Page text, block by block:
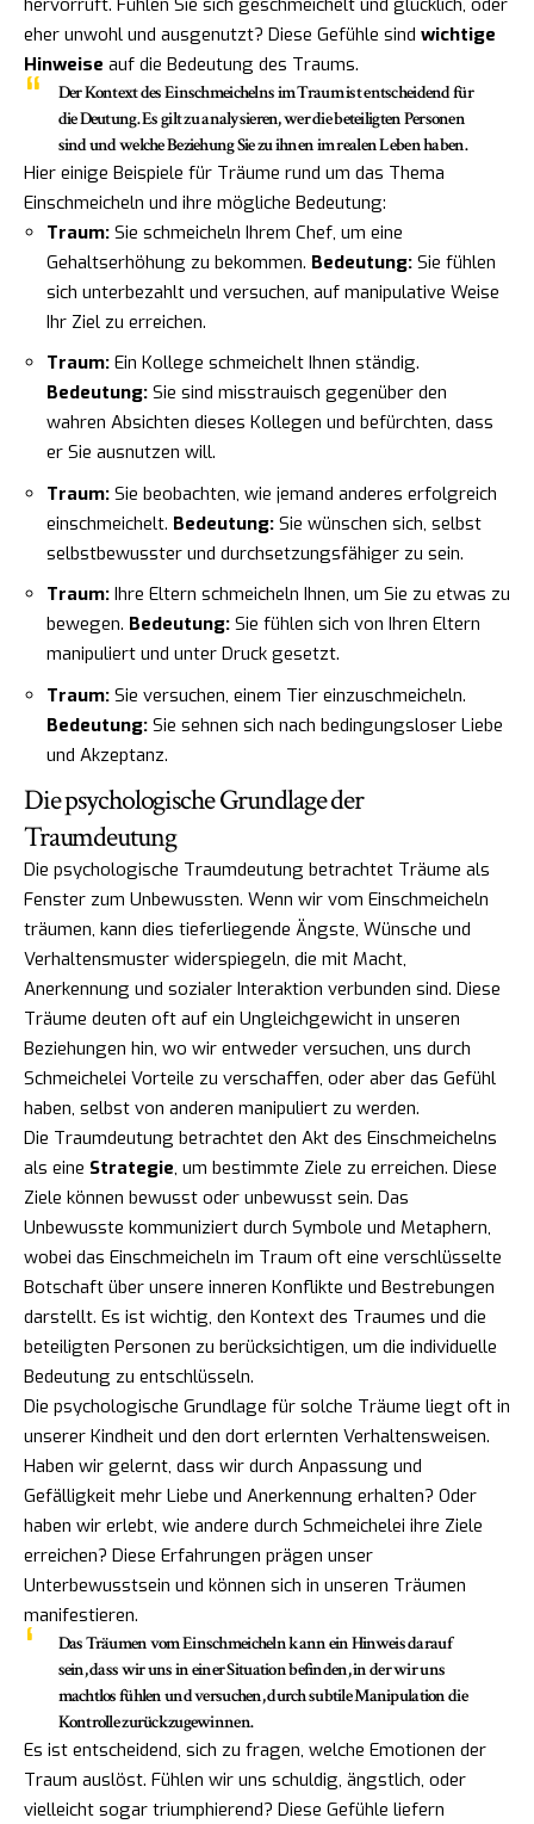
eher unwohl und ausgenutzt? Diese Gefühle sind wichtige
Hinweise auf die Bedeutung des Traums.
Der Kontext des Einschmeichelns im Traum ist entscheidend für
die Deutung. Es gilt zu analysieren, wer die beteiligten Personen
sind und welche Beziehung Sie zu ihnen im realen Leben haben.
Hier einige Beispiele für Träume rund um das Thema
Einschmeicheln und ihre mögliche Bedeutung:
Traum: Sie schmeicheln Ihrem Chef, um eine
Gehaltserhöhung zu bekommen. Bedeutung: Sie fühlen
sich unterbezahlt und versuchen, auf manipulative Weise
Ihr Ziel zu erreichen.
Traum: Ein Kollege schmeichelt Ihnen ständig.
Bedeutung: Sie sind misstrauisch gegenüber den
wahren Absichten dieses Kollegen und befürchten, dass
er Sie ausnutzen will.
Traum: Sie beobachten, wie jemand anderes erfolgreich
einschmeichelt. Bedeutung: Sie wünschen sich, selbst
selbstbewusster und durchsetzungsfähiger zu sein.
Traum: Ihre Eltern schmeicheln Ihnen, um Sie zu etwas zu
bewegen. Bedeutung: Sie fühlen sich von Ihren Eltern
manipuliert und unter Druck gesetzt.
Traum: Sie versuchen, einem Tier einzuschmeicheln.
Bedeutung: Sie sehnen sich nach bedingungsloser Liebe
und Akzeptanz.
Die psychologische Grundlage der
Traumdeutung
Die psychologische Traumdeutung betrachtet Träume als
Fenster zum Unbewussten. Wenn wir vom Einschmeicheln
träumen, kann dies tieferliegende Ängste, Wünsche und
Verhaltensmuster widerspiegeln, die mit Macht,
Anerkennung und sozialer Interaktion verbunden sind. Diese
Träume deuten oft auf ein Ungleichgewicht in unseren
Beziehungen hin, wo wir entweder versuchen, uns durch
Schmeichelei Vorteile zu verschaffen, oder aber das Gefühl
haben, selbst von anderen manipuliert zu werden.
Die Traumdeutung betrachtet den Akt des Einschmeichelns
als eine Strategie, um bestimmte Ziele zu erreichen. Diese
Ziele können bewusst oder unbewusst sein. Das
Unbewusste kommuniziert durch Symbole und Metaphern,
wobei das Einschmeicheln im Traum oft eine verschlüsselte
Botschaft über unsere inneren Konflikte und Bestrebungen
darstellt. Es ist wichtig, den Kontext des Traumes und die
beteiligten Personen zu berücksichtigen, um die individuelle
Bedeutung zu entschlüsseln.
Die psychologische Grundlage für solche Träume liegt oft in
unserer Kindheit und den dort erlernten Verhaltensweisen.
Haben wir gelernt, dass wir durch Anpassung und
Gefälligkeit mehr Liebe und Anerkennung erhalten? Oder
haben wir erlebt, wie andere durch Schmeichelei ihre Ziele
erreichen? Diese Erfahrungen prägen unser
Unterbewusstsein und können sich in unseren Träumen
manifestieren.
Das Träumen vom Einschmeicheln kann ein Hinweis darauf
sein, dass wir uns in einer Situation befinden, in der wir uns
machtlos fühlen und versuchen, durch subtile Manipulation die
Kontrolle zurückzugewinnen.
Es ist entscheidend, sich zu fragen, welche Emotionen der
Traum auslöst. Fühlen wir uns schuldig, ängstlich, oder
vielleicht sogar triumphierend? Diese Gefühle liefern